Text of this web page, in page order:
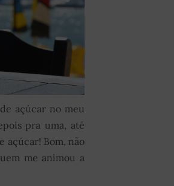
açúcar no meu
pra uma, até
açúcar! Bom, não
me animou a